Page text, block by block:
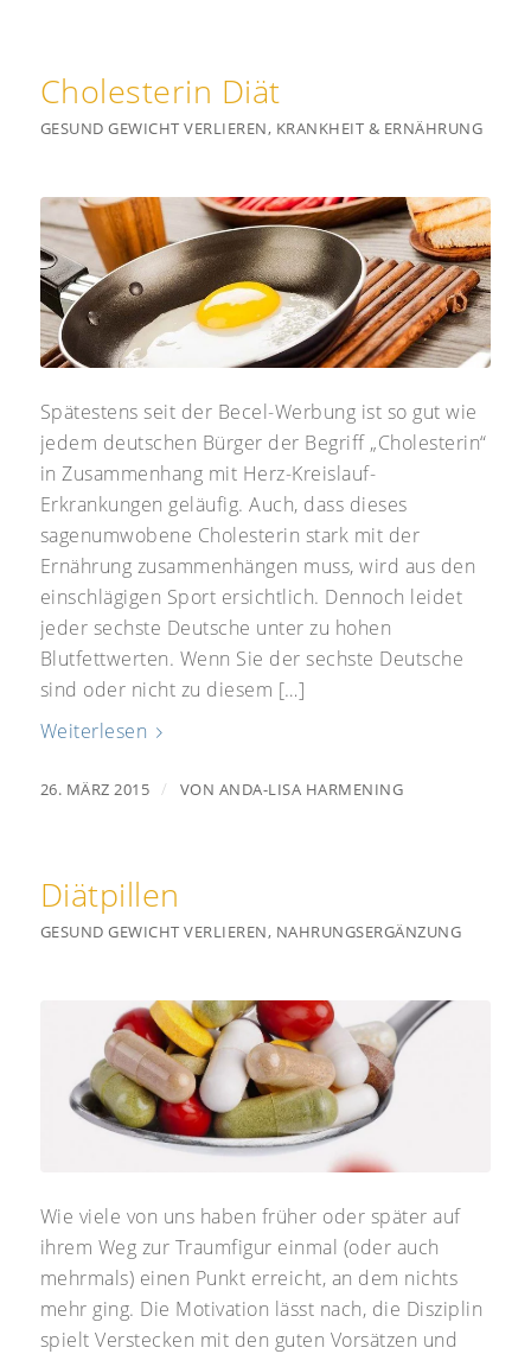
Cholesterin Diät
GESUND GEWICHT VERLIEREN, KRANKHEIT & ERNÄHRUNG
Spätestens seit der Becel-Werbung ist so gut wie
jedem deutschen Bürger der Begriff „Cholesterin“
in Zusammenhang mit Herz-Kreislauf-
Erkrankungen geläufig. Auch, dass dieses
sagenumwobene Cholesterin stark mit der
Ernährung zusammenhängen muss, wird aus den
einschlägigen Sport ersichtlich. Dennoch leidet
jeder sechste Deutsche unter zu hohen
Blutfettwerten. Wenn Sie der sechste Deutsche
sind oder nicht zu diesem […]
Weiterlesen
26. MÄRZ 2015 / VON ANDA-LISA HARMENING
Diätpillen
GESUND GEWICHT VERLIEREN, NAHRUNGSERGÄNZUNG
Wie viele von uns haben früher oder später auf
ihrem Weg zur Traumfigur einmal (oder auch
mehrmals) einen Punkt erreicht, an dem nichts
mehr ging. Die Motivation lässt nach, die Disziplin
spielt Verstecken mit den guten Vorsätzen und